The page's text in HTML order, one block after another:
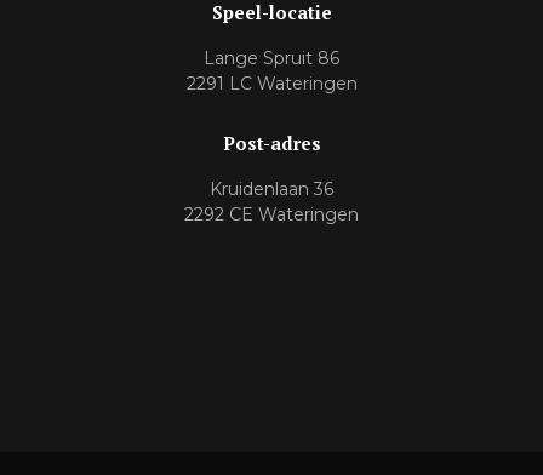
Speel-locatie
Lange Spruit 86
2291 LC Wateringen
Post-adres
Kruidenlaan 36
2292 CE Wateringen